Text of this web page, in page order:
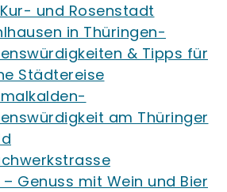
und Rosenstadt
in Thüringen-
& Tipps für
Städtereise
am Thüringer
– Genuss mit Wein und Bier